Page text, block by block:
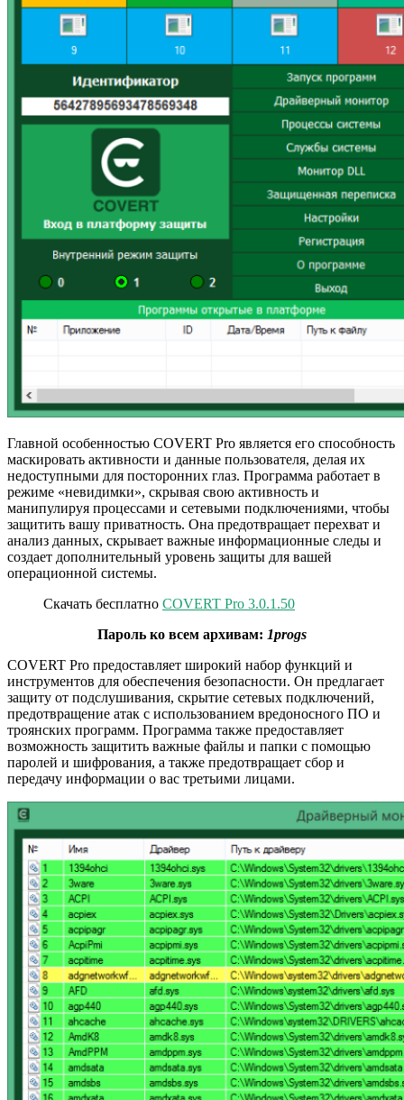
Главной особенностью COVERT Pro является его способность
маскировать активности и данные пользователя, делая их
недоступными для посторонних глаз. Программа работает в
режиме «невидимки», скрывая свою активность и
манипулируя процессами и сетевыми подключениями, чтобы
защитить вашу приватность. Она предотвращает перехват и
анализ данных, скрывает важные информационные следы и
создает дополнительный уровень защиты для вашей
операционной системы.
Скачать бесплатно COVERT Pro 3.0.1.50
Пароль ко всем архивам: 1progs
COVERT Pro предоставляет широкий набор функций и
инструментов для обеспечения безопасности. Он предлагает
защиту от подслушивания, скрытие сетевых подключений,
предотвращение атак с использованием вредоносного ПО и
троянских программ. Программа также предоставляет
возможность защитить важные файлы и папки с помощью
паролей и шифрования, а также предотвращает сбор и
передачу информации о вас третьими лицами.